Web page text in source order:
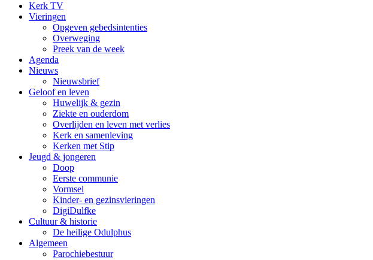
Kerk TV
Vieringen
Opgeven gebedsintenties
Overweging
Preek van de week
Agenda
Nieuws
Nieuwsbrief
Geloof en leven
Huwelijk & gezin
Ziekte en ouderdom
Overlijden en leven met verlies
Kerk en samenleving
Kerken met Stip
Jeugd & jongeren
Doop
Eerste communie
Vormsel
Kinder- en gezinsvieringen
DigiDulfke
Cultuur & historie
De heilige Odulphus
Algemeen
Parochiebestuur